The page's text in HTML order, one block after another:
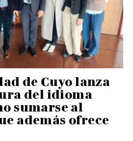
de Cuyo lanza
del idioma
sumarse al
además ofrece